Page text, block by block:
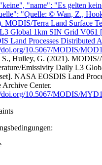
"name": "Es gelten
"Quelle: © Wan, Z.,
MODIS/Terra Land Surface
Global 1km SIN Grid V061
Land Processes Distributed
doi.org/10.5067/MODIS/
Hulley, G. (2021). MODIS/
Emissivity Daily L3
NASA EOSDIS Land
Archive Center.
doi.org/10.5067/MODIS/